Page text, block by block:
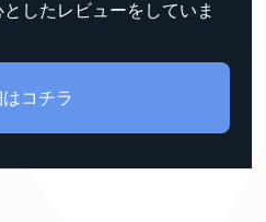
したレビューをしていま
コチラ